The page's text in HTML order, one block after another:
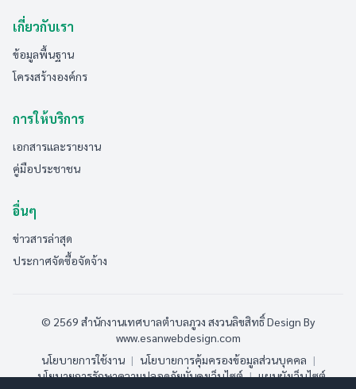
เกี่ยวกับเรา
ข้อมูลพื้นฐาน
โครงสร้างองค์กร
การให้บริการ
เอกสารและรายงาน
คู่มือประชาชน
อื่นๆ
ข่าวสารล่าสุด
ประกาศจัดซื้อจัดจ้าง
© 2569 สำนักงานเทศบาลตำบลภูวง สงวนลิขสิทธิ์Design By
www.esanwebdesign.com
นโยบายการใช้งาน | นโยบายการคุ้มครองข้อมูลส่วนบุคคล |
นโยบายการรักษาความปลอดภัยมั่นคงเว็บไซต์ | แผนผังเว็บไซต์